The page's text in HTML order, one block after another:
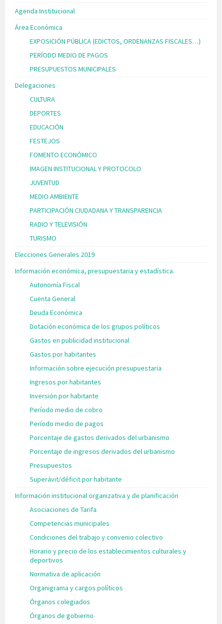
Agenda Institucional
Área Económica
EXPOSICIÓN PÚBLICA (EDICTOS, ORDENANZAS FISCALES…)
PERÍODO MEDIO DE PAGOS
PRESUPUESTOS MUNICIPALES
Delegaciones
CULTURA
DEPORTES
EDUCACIÓN
FESTEJOS
FOMENTO ECONÓMICO
IMAGEN INSTITUCIONAL Y PROTOCOLO
JUVENTUD
MEDIO AMBIENTE
PARTICIPACIÓN CIUDADANA Y TRANSPARENCIA
RADIO Y TELEVISIÓN
TURISMO
Elecciones Generales 2019
Información económica, presupuestaria y estadística.
Autonomía Fiscal
Cuenta General
Deuda Económica
Dotación económica de los grupos políticos
Gastos en publicidad institucional
Gastos por habitantes
Información sobre ejecución presupuestaria
Ingresos por habitantes
Inversión por habitante
Período medio de cobro
Período medio de pagos
Porcentaje de gastos derivados del urbanismo
Porcentaje de ingresos derivados del urbanismo
Presupuestos
Superávit/déficit por habitante
Información institucional organizativa y de planificación
Asociaciones de Tarifa
Competencias municipales
Condiciones del trabajo y convenio colectivo
Horario y precio de los establecimientos culturales y
deportivos
Normativa de aplicación
Organigrama y cargos políticos
Órganos colegiados
Órganos de gobierno